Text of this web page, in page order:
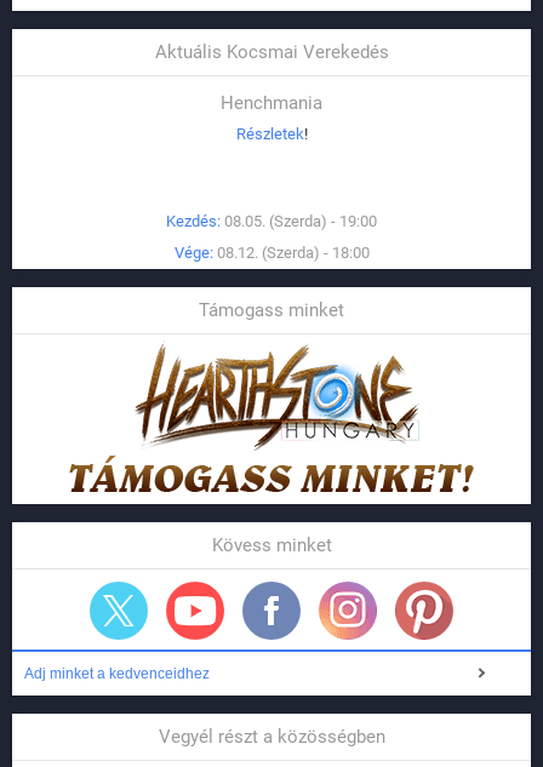
Aktuális Kocsmai Verekedés
Henchmania
Részletek!
Kezdés: 08.05. (Szerda) - 19:00
Vége: 08.12. (Szerda) - 18:00
Támogass minket
Kövess minket
Adj minket a kedvenceidhez
Vegyél részt a közösségben